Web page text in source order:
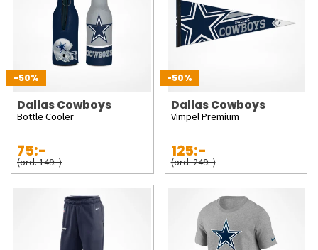
-50%
Dallas Cowboys
Bottle Cooler
75:-
(ord. 149:-)
-50%
Dallas Cowboys
Vimpel Premium
125:-
(ord. 249:-)